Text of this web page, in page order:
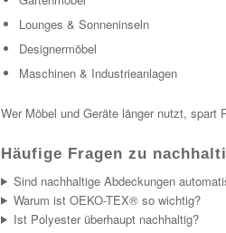
Lounges & Sonneninseln
Designermöbel
Maschinen & Industrieanlagen
Wer Möbel und Geräte länger nutzt, spart
Häufige Fragen zu
Sind nachhaltige Abdeckungen
Warum ist OEKO-TEX® so wichtig?
Ist Polyester überhaupt nachhaltig?